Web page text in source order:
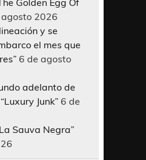
Golden Egg Of
2026
y se
el mes que
6 de agosto
adelanto de
Junk” 6 de
Sauva Negra”